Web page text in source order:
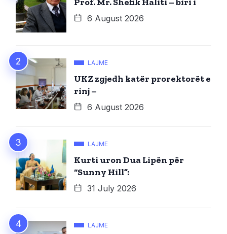
6 August 2026
LAJME
UKZ zgjedh katër prorektorët e
rinj –
6 August 2026
LAJME
Kurti uron Dua Lipën për
“Sunny Hill”:
31 July 2026
LAJME